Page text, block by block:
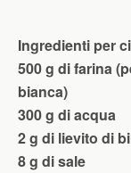
Ingredienti per
500 g di farina
bianca)
300 g di acqua
2 g di lievito di
8 g di sale